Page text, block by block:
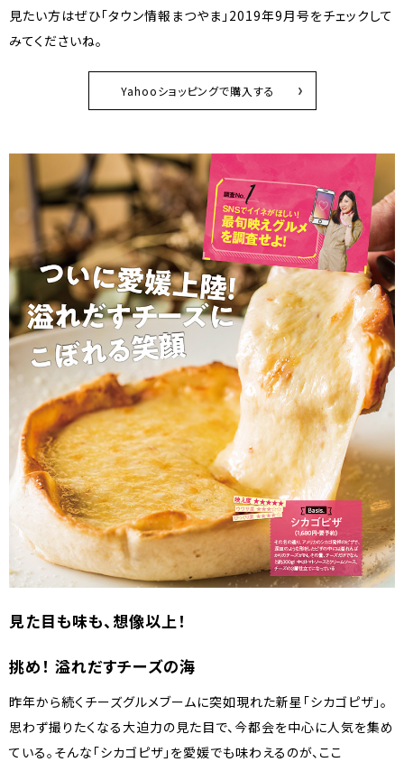
見たい方はぜひ「タウン情報まつやま」2019年9月号をチェックして
みてくださいね。
Yahooショッピングで購入する
見た目も味も、想像以上！
挑め！ 溢れだすチーズの海
昨年から続くチーズグルメブームに突如現れた新星「シカゴピザ」。
思わず撮りたくなる大迫力の見た目で、今都会を中心に人気を集め
ている。そんな「シカゴピザ」を愛媛でも味わえるのが、ここ